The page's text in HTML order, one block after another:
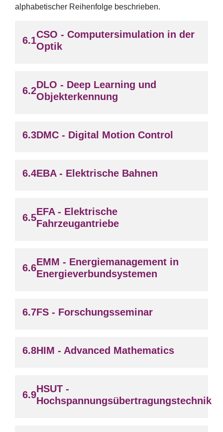
alphabetischer Reihenfolge beschrieben.
CSO - Computersimulation in der
Optik
DLO - Deep Learning und
Objekterkennung
DMC - Digital Motion Control
EBA - Elektrische Bahnen
EFA - Elektrische
Fahrzeugantriebe
EMM - Energiemanagement in
Energieverbundsystemen
FS - Forschungsseminar
HIM - Advanced Mathematics
HSUT -
Hochspannungsübertragungstechnik